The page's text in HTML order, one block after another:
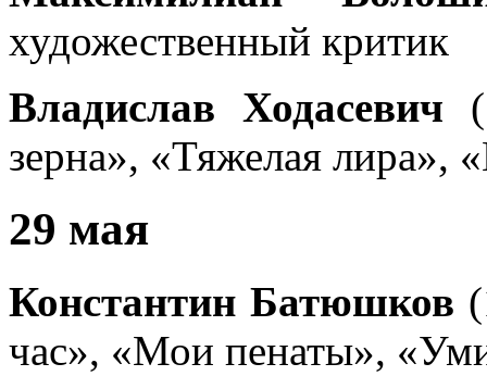
художественный критик
Владислав Ходасевич
зерна», «Тяжелая лира»,
29 мая
Константин Батюшков
час», «Мои пенаты»,